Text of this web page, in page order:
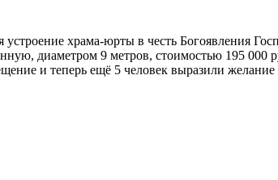
храма-юрты в честь Богоявления
диаметром 9 метров, стоимостью 195 000
и теперь ещё 5 человек выразили